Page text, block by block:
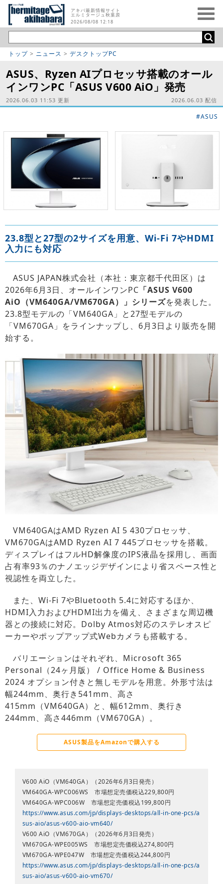
アキバ最新情報サイト
エルミタージュ秋葉原
2026/08/08 12:18
トップ > ニュース > デスクトップPC
ASUS、Ryzen AIプロセッサ搭載のオール
インワンPC「ASUS V600 AiO」発売
2026.06.03 11:53 更新 2026.06.03 配信
#ASUS
23.8型と27型の2サイズを用意、Wi-Fi 7やHDMI
入力にも対応
ASUS JAPAN株式会社（本社：東京都千代田区）は
2026年6月3日、オールインワンPC 「ASUS V600
AiO（VM640GA/VM670GA）」シリーズを発表した。
23.8型モデルの「VM640GA」と27型モデルの
「VM670GA」をラインナップし、6月3日より販売を開
始する。
VM640GAはAMD Ryzen AI 5 430プロセッサ、
VM670GAはAMD Ryzen AI 7 445プロセッサを搭載。
ディスプレイはフルHD解像度のIPS液晶を採用し、画面
占有率93％のナノエッジデザインにより省スペース性と
視認性を両立した。
また、Wi-Fi 7やBluetooth 5.4に対応するほか、
HDMI入力およびHDMI出力を備え、さまざまな周辺機
器との接続に対応。Dolby Atmos対応のステレオスピ
ーカーやポップアップ式Webカメラも搭載する。
バリエーションはそれぞれ、Microsoft 365
Personal（24ヶ月版） / Office Home & Business
2024 オプション付きと無しモデルを用意。外形寸法は
幅244mm、奥行き541mm、高さ
415mm（VM640GA）と、幅612mm、奥行き
244mm、高さ446mm（VM670GA）。
ASUS製品をAmazonで購入する
V600 AiO（VM640GA）（2026年6月3日発売）
VM640GA-WPC006WS 市場想定売価税込229,800円
VM640GA-WPC006W 市場想定売価税込199,800円
https://www.asus.com/jp/displays-desktops/all-in-one-pcs/a
sus-aio/asus-v600-aio-vm640/
V600 AiO（VM670GA）（2026年6月3日発売）
VM670GA-WPE005WS 市場想定売価税込274,800円
VM670GA-WPE047W 市場想定売価税込244,800円
https://www.asus.com/jp/displays-desktops/all-in-one-pcs/a
sus-aio/asus-v600-aio-vm670/